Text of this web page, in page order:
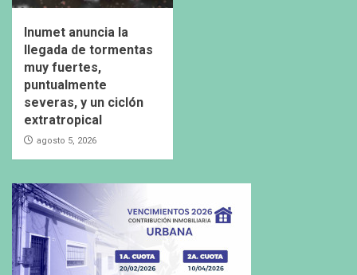
Inumet anuncia la
llegada de tormentas
muy fuertes,
puntualmente
severas, y un ciclón
extratropical
agosto 5, 2026